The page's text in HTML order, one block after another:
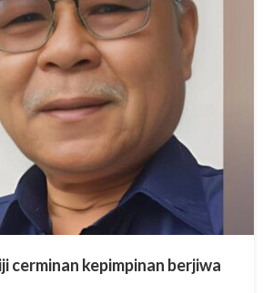
cerminan kepimpinan berjiwa